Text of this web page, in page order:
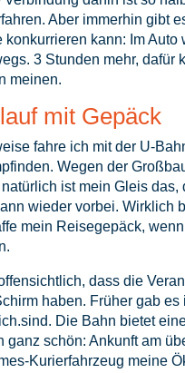
Aber immerhin gibt
konkurrieren kann: Im
3 Stunden mehr,
meinen.
mit Gepäck
fahre ich mit der U-
Wegen der
ist mein Gleis
wieder vorbei. Wirklich
mein Reisegepäck,
dass die
haben. Früher gab
Die Bahn bietet
ganz schön: Ankunft am
Kurierfahrzeug meine